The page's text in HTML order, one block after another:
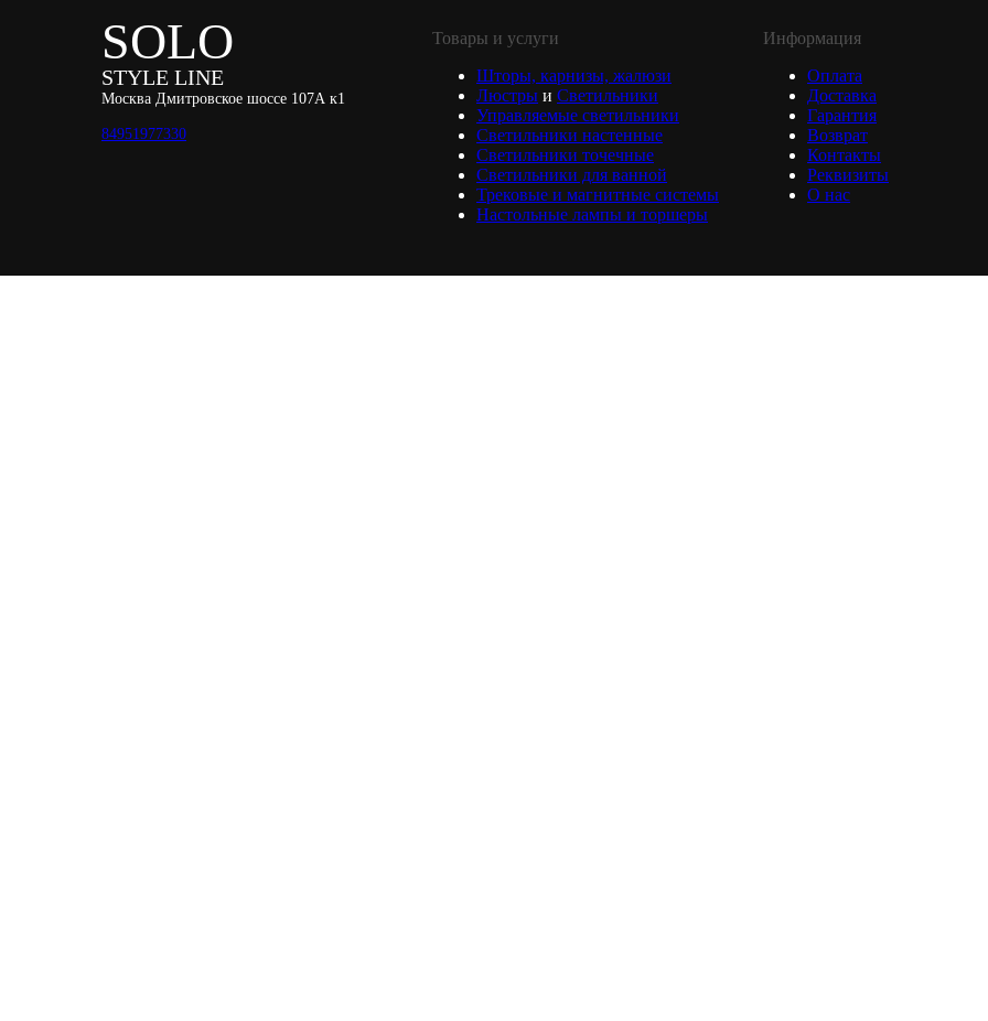
SOLO
STYLE LINE
Москва Дмитровское шоссе 107А к1
84951977330
Товары и услуги
Шторы, карнизы, жалюзи
Люстры и Светильники
Управляемые светильники
Светильники настенные
Светильники точечные
Светильники для ванной
Трековые и магнитные системы
Настольные лампы и торшеры
Информация
Оплата
Доставка
Гарантия
Возврат
Контакты
Реквизиты
О нас